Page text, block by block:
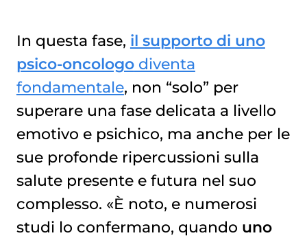
In questa fase, il supporto di uno
psico-oncologodiventa
fondamentale, non “solo” per
superare una fase delicata a livello
emotivo e psichico, ma anche per le
sue profonde ripercussioni sulla
salute presente e futura nel suo
complesso. «È noto, e numerosi
studi lo confermano, quando uno